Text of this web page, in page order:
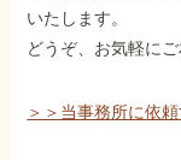
いたします。
どうぞ、お気軽に
＞＞当事務所に依